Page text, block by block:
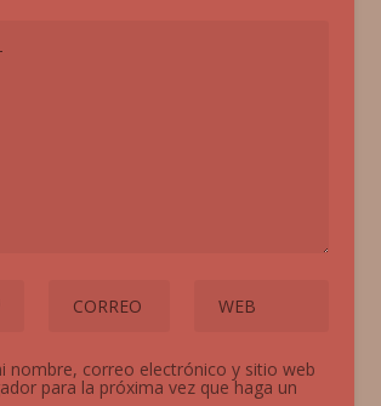
nombre, correo electrónico y sitio web
para la próxima vez que haga un